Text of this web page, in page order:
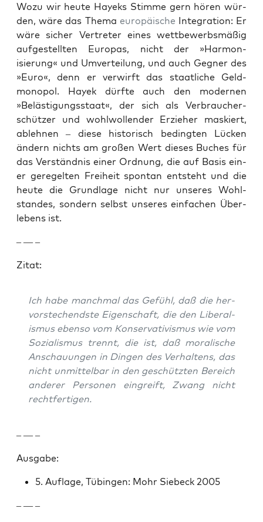
Wozu wir heute Hayeks Stimme gern hören wür­
den, wäre das The­ma europäis­che Inte­gra­tion: Er
wäre sich­er Vertreter eines wet­tbe­werb­smäßig
aufgestell­ten Europas, nicht der »Har­mon­
isierung« und Umverteilung, und auch Geg­n­er des
»Euro«, denn er ver­wirft das staatliche Geld­
monopol. Hayek dürfte auch den mod­er­nen
»Beläs­ti­gungsstaat«, der sich als Ver­brauch­er­
schützer und wohlwol­len­der Erzieher mask­iert,
ablehnen – diese his­torisch bed­ingten Lück­en
ändern nichts am großen Wert dieses Buch­es für
das Ver­ständ­nis ein­er Ord­nung, die auf Basis ein­
er geregel­ten Frei­heit spon­tan entste­ht und die
heute die Grund­lage nicht nur unseres Wohl­
standes, son­dern selb­st unseres ein­fachen Über­
lebens ist.
– — –
Zitat:
Ich habe manch­mal das Gefühl, daß die her­
vorstechend­ste Eigen­schaft, die den Lib­er­al­
is­mus eben­so vom Kon­ser­v­a­tivis­mus wie vom
Sozial­is­mus tren­nt, die ist, daß moralis­che
Anschau­un­gen in Din­gen des Ver­hal­tens, das
nicht unmit­tel­bar in den geschützten Bere­ich
ander­er Per­so­n­en ein­greift, Zwang nicht
recht­fer­ti­gen.
– — –
Aus­gabe:
5. Auflage, Tübin­gen: Mohr Siebeck 2005
– — –